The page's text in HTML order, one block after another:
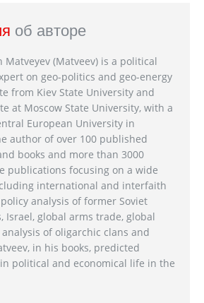
об авторе
Matveyev (Matveev) is a political
on geo-politics and geo-energy
from Kiev State University and
at Moscow State University, with a
European University in
author of over 100 published
books and more than 3000
publications focusing on a wide
international and interfaith
analysis of former Soviet
Israel, global arms trade, global
of oligarchic clans and
in his books, predicted
political and economical life in the